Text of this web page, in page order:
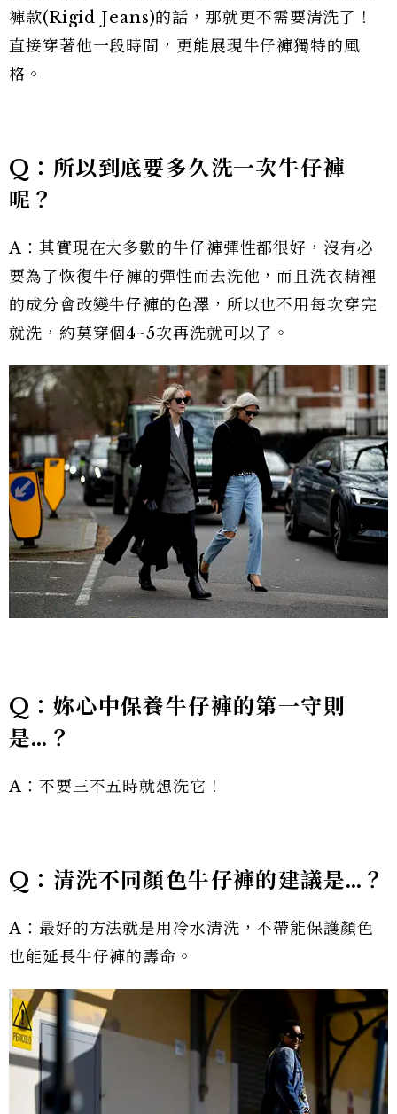
褲款(Rigid Jeans)的話，那就更不需要清洗了！
直接穿著他一段時間，更能展現牛仔褲獨特的風
格。
Q：所以到底要多久洗一次牛仔褲
呢？
A：其實現在大多數的牛仔褲彈性都很好，沒有必
要為了恢復牛仔褲的彈性而去洗他，而且洗衣精裡
的成分會改變牛仔褲的色澤，所以也不用每次穿完
就洗，約莫穿個4~5次再洗就可以了。
Q：妳心中保養牛仔褲的第一守則
是…？
A：不要三不五時就想洗它！
Q：清洗不同顏色牛仔褲的建議是…？
A：最好的方法就是用冷水清洗，不帶能保護顏色
也能延長牛仔褲的壽命。